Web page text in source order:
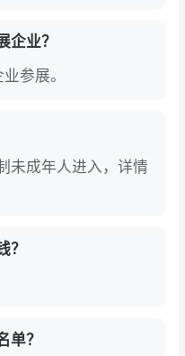
企业？
参展。
未成年人进入，详情
？
单？